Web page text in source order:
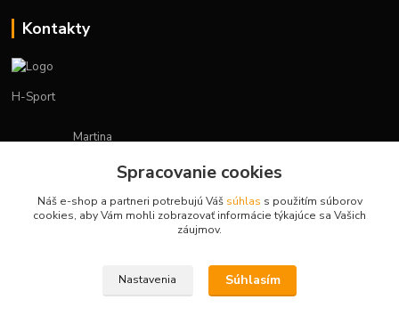
Kontakty
H-Sport
Martina
(Po-Pia, 7-15 hod.)
obchod.hsport@gmail.com
Spracovanie cookies
Náš e-shop a partneri potrebujú Váš súhlas s použitím súborov
cookies, aby Vám mohli zobrazovať informácie týkajúce sa Vašich
záujmov.
Nastavenia Súhlasím